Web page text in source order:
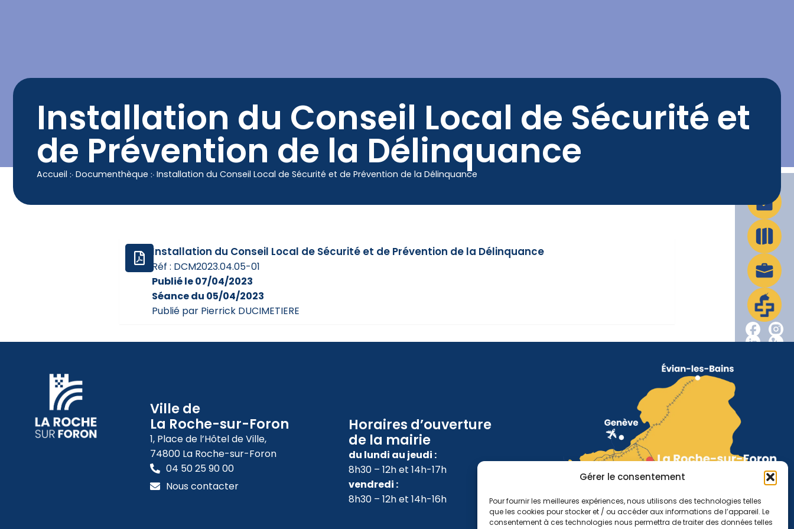
Gérer le consentement
Pour fournir les meilleures expériences, nous utilisons des technologies telles
que les cookies pour stocker et / ou accéder aux informations de l’appareil. Le
consentement à ces technologies nous permettra de traiter des données telles
Installation du Conseil Local de Sécurité et
de Prévention de la Délinquance
Accueil ჻ Documenthèque ჻ Installation du Conseil Local de Sécurité et de Prévention de la Délinquance
Installation du Conseil Local de Sécurité et de Prévention de la Délinquance
Réf : DCM2023.04.05-01
Publié le 07/04/2023
Séance du 05/04/2023
Publié par Pierrick DUCIMETIERE
Ville de
La Roche-sur-Foron
1, Place de l’Hôtel de Ville,
74800 La Roche-sur-Foron
04 50 25 90 00
Nous contacter
Horaires d’ouverture
de la mairie
du lundi au jeudi :
8h30 – 12h et 14h-17h
vendredi :
8h30 – 12h et 14h-16h